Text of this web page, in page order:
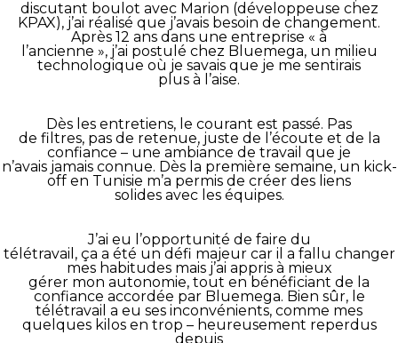
discutant boulot avec Marion (développeuse chez
KPAX), j’ai réalisé que j’avais besoin de changement.
Après 12 ans dans une entreprise « à
l’ancienne », j’ai postulé chez Bluemega, un milieu
technologique où je savais que je me sentirais
plus à l’aise.
Dès les entretiens, le courant est passé. Pas
de filtres, pas de retenue, juste de l’écoute et de la
confiance – une ambiance de travail que je
n’avais jamais connue. Dès la première semaine, un kick-
off en Tunisie m’a permis de créer des liens
solides avec les équipes.
J’ai eu l’opportunité de faire du
télétravail, ça a été un défi majeur car il a fallu changer
mes habitudes mais j’ai appris à mieux
gérer mon autonomie, tout en bénéficiant de la
confiance accordée par Bluemega. Bien sûr, le
télétravail a eu ses inconvénients, comme mes
quelques kilos en trop – heureusement reperdus
depuis